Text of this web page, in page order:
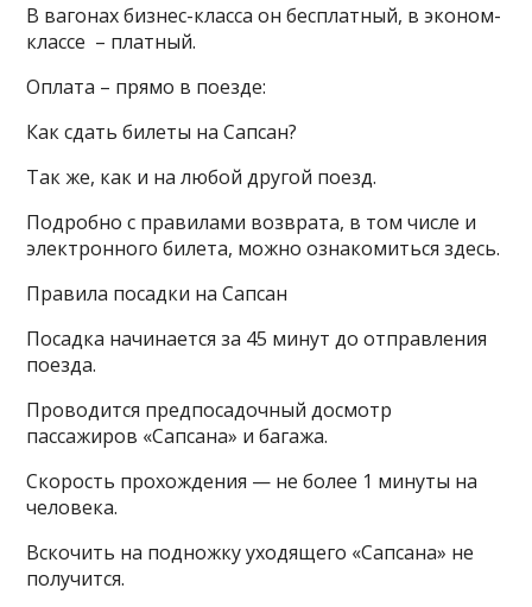
В вагонах бизнес-класса он бесплатный, в эконом-
классе – платный.
Оплата – прямо в поезде:
Как сдать билеты на Сапсан?
Так же, как и на любой другой поезд.
Подробно с правилами возврата, в том числе и
электронного билета, можно ознакомиться здесь.
Правила посадки на Сапсан
Посадка начинается за 45 минут до отправления
поезда.
Проводится предпосадочный досмотр
пассажиров «Сапсана» и багажа.
Скорость прохождения — не более 1 минуты на
человека.
Вскочить на подножку уходящего «Сапсана» не
получится.